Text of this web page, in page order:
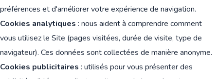
préférences et d'améliorer votre expérience de navigation.
Cookies analytiques : nous aident à comprendre comment
vous utilisez le Site (pages visitées, durée de visite, type de
navigateur). Ces données sont collectées de manière anonyme.
Cookies publicitaires : utilisés pour vous présenter des